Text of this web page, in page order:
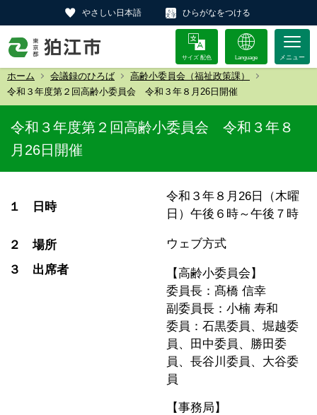
やさしい日本語 ひらがなをつける
サイズ 配色 Language
ホーム 会議録のひろば
高齢小委員会（福祉政策課）
令和３年度第２回高齢小委員会 令和３年８月26日開催
令和３年度第２回高齢小委員会 令和３年８
月26日開催
１ 日時
令和３年８月26日（木曜
日）午後６時～午後７時
２ 場所
ウェブ方式
３ 出席者
【高齢小委員会】
委員長：髙橋 信幸
副委員長：小楠 寿和
委員：石黒委員、堀越委
員、田中委員、勝田委
員、長谷川委員、大谷委
員
【事務局】